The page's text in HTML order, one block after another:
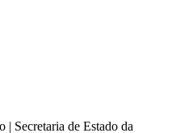
| Secretaria de Estado da